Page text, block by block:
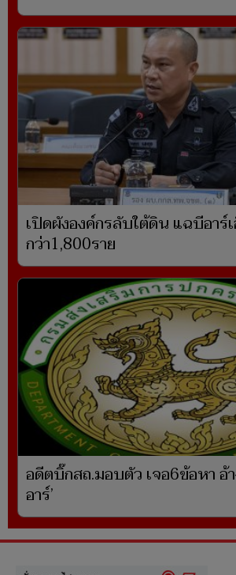
เปิดผังองค์กรลับใต้ดิน แฉบีอาร์
กว่า1,800ราย
อดีตบิ๊กสถ.มอบตัว เจอ6ข้อหา อ้า
อาร์’